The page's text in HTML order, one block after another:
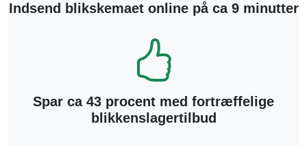
Indsend blikskemaet online på ca 9 minutter
Spar ca 43 procent med fortræffelige
blikkenslagertilbud